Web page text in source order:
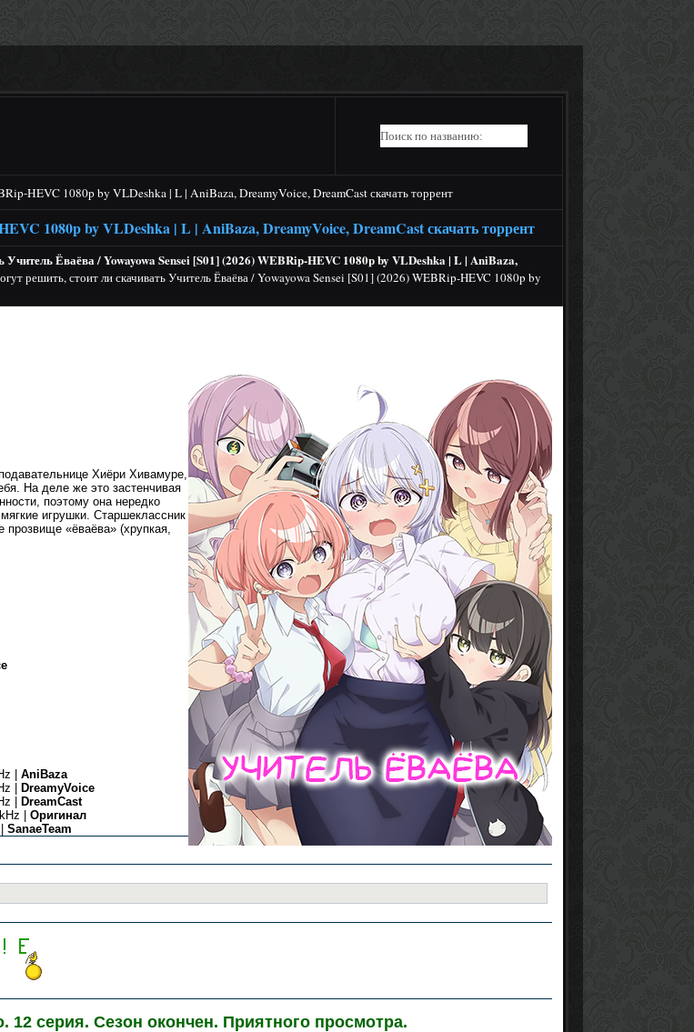
HEVC 1080p by VLDeshka | L | AniBaza, DreamyVoice, DreamCast скачать торрент
1080p by VLDeshka | L | AniBaza, DreamyVoice, DreamCast скачать торрент
Учитель Ёваёва / Yowayowa Sensei [S01] (2026) WEBRip-HEVC 1080p by VLDeshka | L | AniBaza,
решить, стоит ли скачивать Учитель Ёваёва / Yowayowa Sensei [S01] (2026) WEBRip-HEVC 1080p by
Хиёри Хивамуре,
На деле же это застенчивая
поэтому она нередко
игрушки. Старшеклассник
прозвище «ёваёва» (хрупкая,
| AniBaza
|
DreamyVoice
|
DreamCast
| Оригинал
SanaeTeam
12 серия. Сезон окончен. Приятного просмотра.